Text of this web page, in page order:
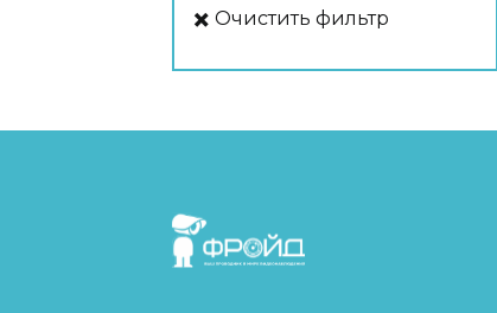
✖️ Очистить фильтр
FreudGroup